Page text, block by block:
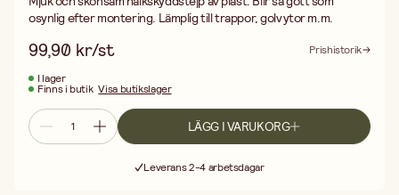
osynlig efter montering. Lämplig till trappor, golvytor m.m.
99,90 kr/st
Prishistorik
I lager
Finns i butik Visa butikslager
LÄGG I VARUKORG
Leverans 2-4 arbetsdagar